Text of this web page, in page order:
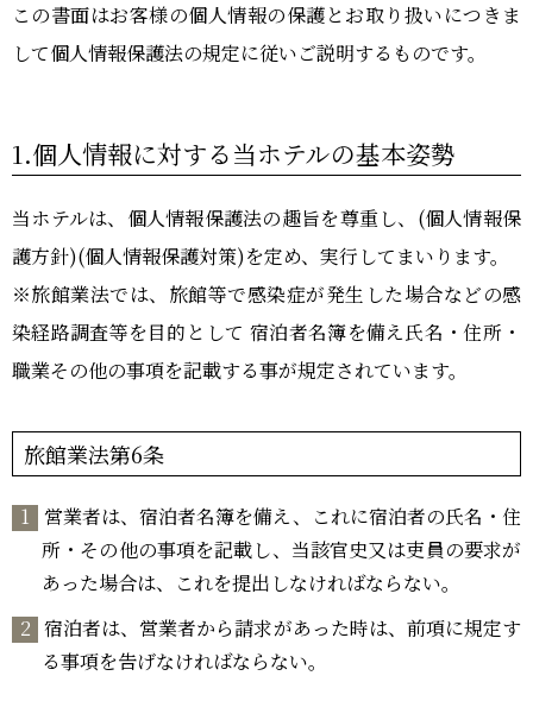
おーゆ・ランド
call0859-31-2666
おーゆ・ホテル
0859-31-3333
この書面はお客様の個人情報の保護とお取り扱いにつきま
して個人情報保護法の規定に従いご説明するものです。
1.個人情報に対する当ホテルの基本姿勢
当ホテルは、個人情報保護法の趣旨を尊重し、(個人情報保
護方針)(個人情報保護対策)を定め、実行してまいります。
※旅館業法では、旅館等で感染症が発生した場合などの感
染経路調査等を目的として 宿泊者名簿を備え氏名・住所・
職業その他の事項を記載する事が規定されています。
旅館業法第6条
営業者は、宿泊者名簿を備え、これに宿泊者の氏名・住
所・その他の事項を記載し、当該官史又は吏員の要求が
あった場合は、これを提出しなければならない。
宿泊者は、営業者から請求があった時は、前項に規定す
る事項を告げなければならない。